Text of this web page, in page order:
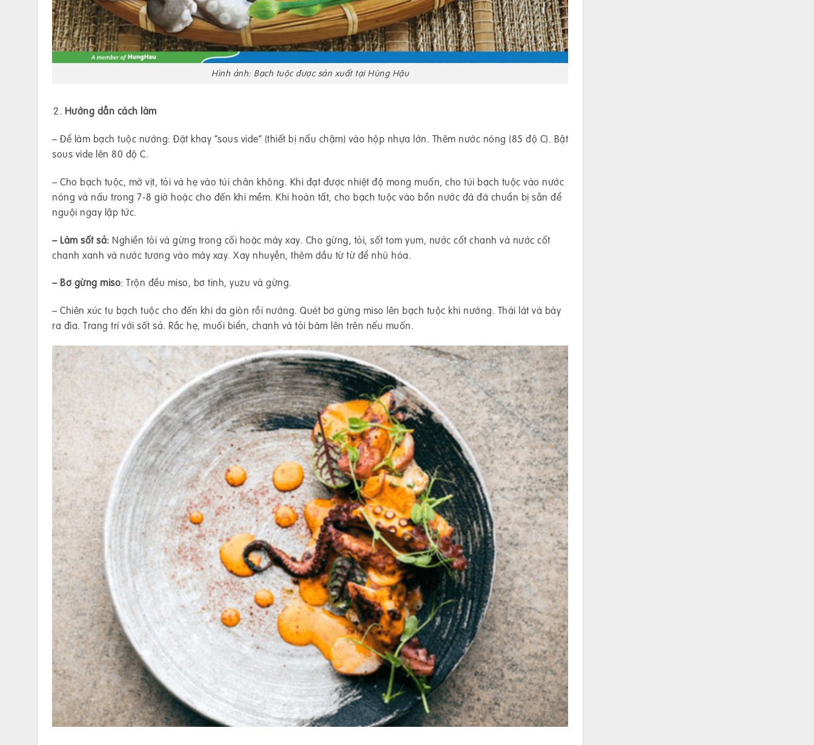
Hình ảnh: Bạch tuộc được sản xuất tại Hùng Hậu
Hướng dẫn cách làm
– Để làm bạch tuộc nướng: Đặt khay “sous vide” (thiết bị nấu chậm) vào hộp nhựa lớn. Thêm nước nóng (85 độ C). Bật
sous vide lên 80 độ C.
– Cho bạch tuộc, mỡ vịt, tỏi và hẹ vào túi chân không. Khi đạt được nhiệt độ mong muốn, cho túi bạch tuộc vào nước
nóng và nấu trong 7-8 giờ hoặc cho đến khi mềm. Khi hoàn tất, cho bạch tuộc vào bồn nước đá đã chuẩn bị sẵn để
nguội ngay lập tức.
– Làm sốt sả: Nghiền tỏi và gừng trong cối hoặc máy xay. Cho gừng, tỏi, sốt tom yum, nước cốt chanh và nước cốt
chanh xanh và nước tương vào máy xay. Xay nhuyễn, thêm dầu từ từ để nhũ hóa.
– Bơ gừng miso: Trộn đều miso, bơ tinh, yuzu và gừng.
– Chiên xúc tu bạch tuộc cho đến khi da giòn rồi nướng. Quét bơ gừng miso lên bạch tuộc khi nướng. Thái lát và bày
ra đĩa. Trang trí với sốt sả. Rắc hẹ, muối biển, chanh và tỏi băm lên trên nếu muốn.